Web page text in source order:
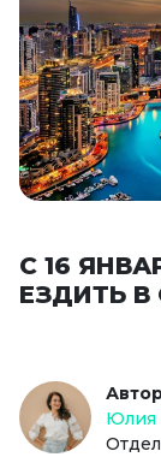
С 16
ЕЗДИТЬ В
Юлия